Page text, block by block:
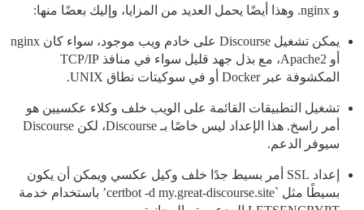
و nginx. وهذا أيضًا يحمل العديد من المزايا، وإليك بعضًا منها:
يمكن تشغيل Discourse على خادم ويب موجود، سواء كان nginx
أو Apache2، مع بذل جهد قليل سواء في منافذ TCP/IP
المكشوفة عبر Docker أو في سوكيتات نطاق UNIX.
تشغيل التطبيقات القائمة على الويب خلف وكلاء عكسيين هو
أمر راسخ. هذا الإعداد ليس خاصًا بـ Discourse، لكن Discourse
سيوفر الدعم.
إعداد SSL أمر بسيط جدًا خلف وكيل عكسي ويمكن أن يكون
بسيطًا مثل `certbot -d my.great-discourse.site’ باستخدام خدمة